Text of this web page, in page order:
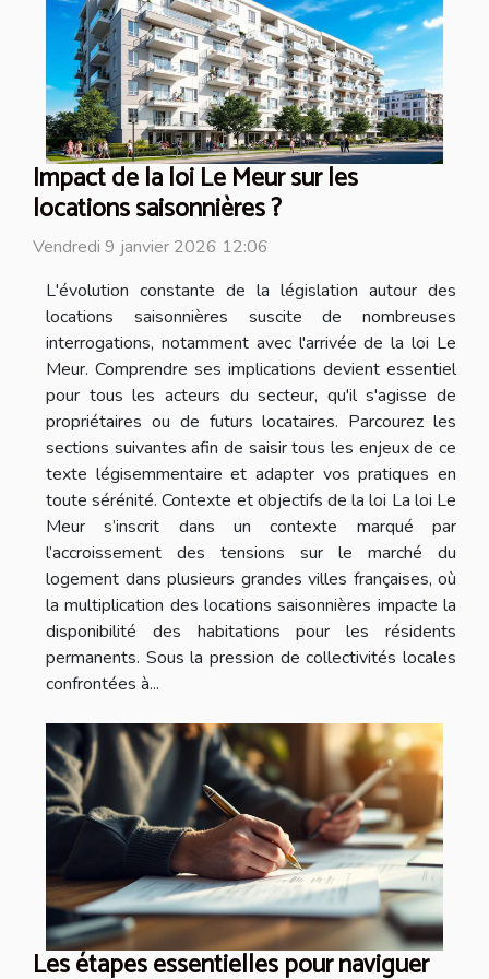
Impact de la loi Le Meur sur les
locations saisonnières ?
Vendredi 9 janvier 2026 12:06
L'évolution constante de la législation autour des
locations saisonnières suscite de nombreuses
interrogations, notamment avec l'arrivée de la loi Le
Meur. Comprendre ses implications devient essentiel
pour tous les acteurs du secteur, qu'il s'agisse de
propriétaires ou de futurs locataires. Parcourez les
sections suivantes afin de saisir tous les enjeux de ce
texte légisemmentaire et adapter vos pratiques en
toute sérénité. Contexte et objectifs de la loi La loi Le
Meur s’inscrit dans un contexte marqué par
l’accroissement des tensions sur le marché du
logement dans plusieurs grandes villes françaises, où
la multiplication des locations saisonnières impacte la
disponibilité des habitations pour les résidents
permanents. Sous la pression de collectivités locales
confrontées à...
Les étapes essentielles pour naviguer